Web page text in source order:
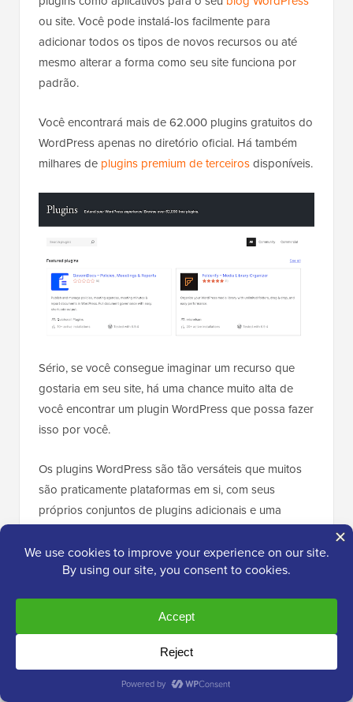
ou site. Você pode instalá-los facilmente para
adicionar todos os tipos de novos recursos ou até
mesmo alterar a forma como seu site funciona por
padrão.
Você encontrará mais de 62.000 plugins gratuitos do
WordPress apenas no diretório oficial. Há também
milhares de plugins premium de terceirosdisponíveis.
Sério, se você consegue imaginar um recurso que
gostaria em seu site, há uma chance muito alta de
você encontrar um plugin WordPress que possa fazer
isso por você.
Os plugins WordPress são tão versáteis que muitos
são praticamente plataformas em si, com seus
próprios conjuntos de plugins adicionais e uma
comunidade vibrante de usuários e desenvolvedores
construída em torno deles.
permitem criar tipos muito específicos de sites, como:
Sites de comércio eletrônico
Comunidades de membros